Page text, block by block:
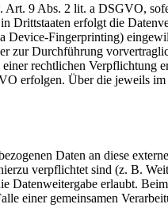
Art. 9 Abs. 2 lit. a DSGVO,
Drittstaaten erfolgt die
Device-Fingerprinting)
zur Durchführung
rechtlichen Verpflichtung
erfolgen. Über die jeweils
Daten an diese
verpflichtet sind (z. B.
Datenweitergabe erlaubt.
einer gemeinsamen